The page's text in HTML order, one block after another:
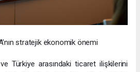
stratejik ekonomik önemi
Türkiye arasındaki ticaret ilişkilerini